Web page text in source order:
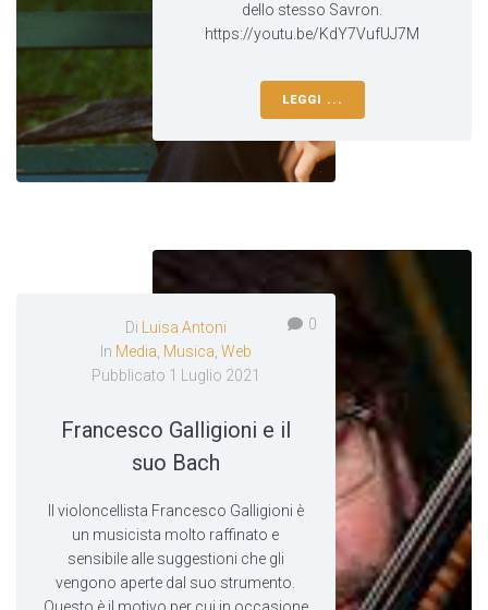
dello stesso Savron.
https://youtu.be/KdY7VufUJ7M
LEGGI ...
0
Di
Luisa Antoni
In Media Musica Web
Pubblicato 1 Luglio 2021
Francesco Galligioni e il
suo Bach
Il violoncellista Francesco Galligioni è
un musicista molto raffinato e
sensibile alle suggestioni che gli
vengono aperte dal suo strumento.
Questo è il motivo per cui in occasione